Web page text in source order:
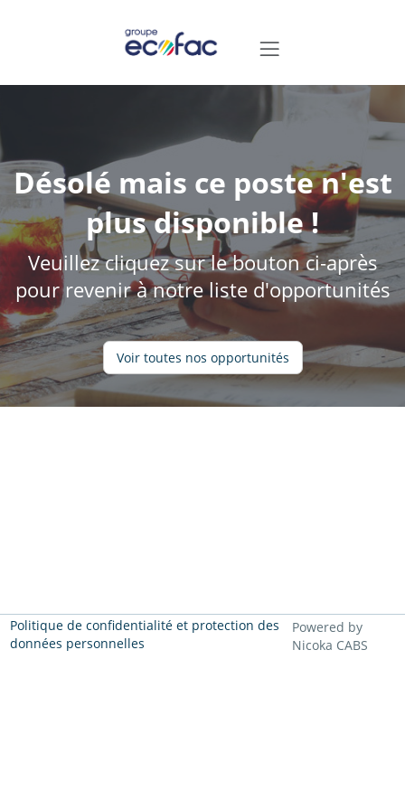
Désolé mais ce poste n'est
plus disponible !
Veuillez cliquez sur le bouton ci-après
pour revenir à notre liste d'opportunités
Voir toutes nos opportunités
Politique de confidentialité et protection des
données personnelles
Powered by
Nicoka CABS